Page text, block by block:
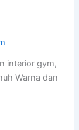
interior gym,
Warna dan